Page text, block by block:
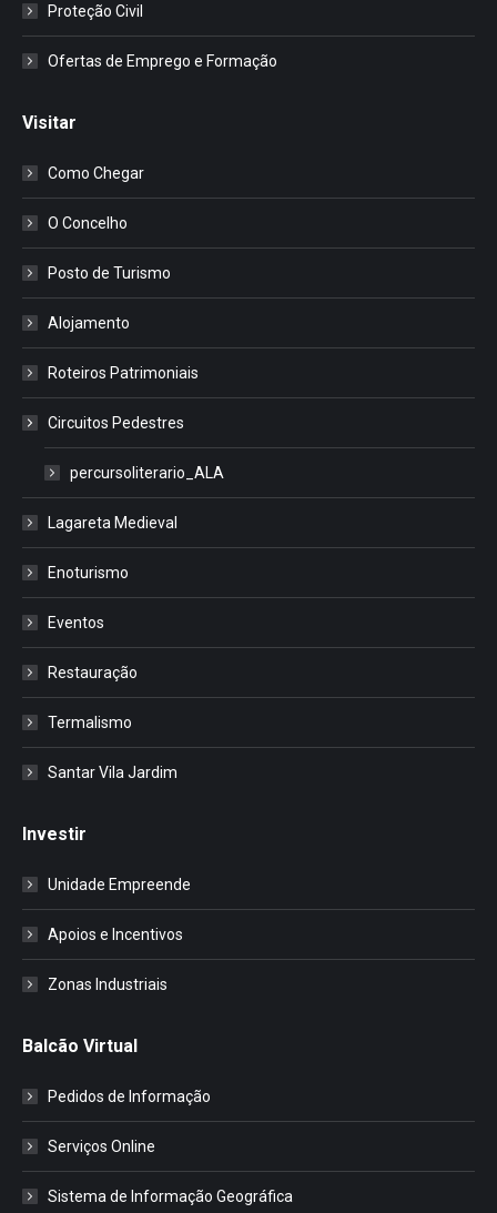
Proteção Civil
Ofertas de Emprego e Formação
Visitar
Como Chegar
O Concelho
Posto de Turismo
Alojamento
Roteiros Patrimoniais
Circuitos Pedestres
percursoliterario_ALA
Lagareta Medieval
Enoturismo
Eventos
Restauração
Termalismo
Santar Vila Jardim
Investir
Unidade Empreende
Apoios e Incentivos
Zonas Industriais
Balcão Virtual
Pedidos de Informação
Serviços Online
Sistema de Informação Geográfica